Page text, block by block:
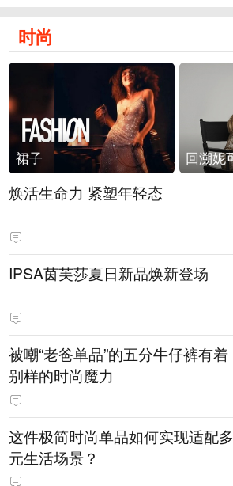
时尚
裙子
焕活生命力 紧塑年轻态
IPSA茵芙莎夏日新品焕新登场
被嘲“老爸单品”的五分牛仔裤有着
别样的时尚魔力
这件极简时尚单品如何实现适配多
元生活场景？